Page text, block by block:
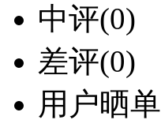
中评(0)
差评(0)
用户晒单